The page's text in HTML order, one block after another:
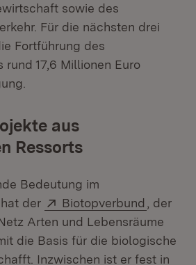
sowie des
Für die nächsten drei
Fortführung des
rund 17,6 Millionen Euro
aus
Ressorts
Bedeutung im
der
Extern:
Biotopverbund (Öffnet
, der
Arten und Lebensräume
die Basis für die biologische
Inzwischen ist er fest in